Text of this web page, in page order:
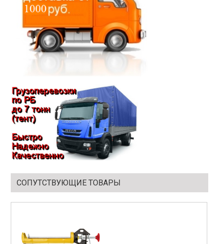
СОПУТСТВУЮЩИЕ ТОВАРЫ